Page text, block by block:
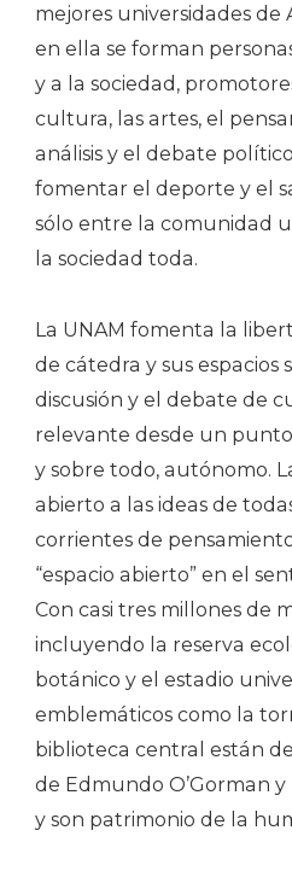
mejores universidades de
en ella se forman
y a la sociedad,
cultura, las artes, el
análisis y el debate
fomentar el deporte y el
sólo entre la comunidad
la sociedad toda.
La UNAM fomenta la
de cátedra y sus espacios
discusión y el debate de
relevante desde un
y sobre todo, autónomo.
abierto a las ideas de
corrientes de
“espacio abierto” en el
Con casi tres millones de
incluyendo la reserva
botánico y el estadio
emblemáticos como la
biblioteca central están
de Edmundo O’Gorman
y son patrimonio de la